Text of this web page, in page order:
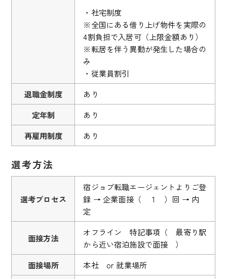
・社宅制度
※全国にある借り上げ物件を実際の
4割負担で入居可（上限金額あり）
※転居を伴う異動が発生した場合の
み
・従業員割引
退職金制度
あり
定年制
あり
再雇用制度
あり
選考方法
選考プロセス
宿ジョブ転職エージェントよりご登
録 → 企業面接（ １ ）回 → 内
定
面接方法
オフライン 特記事項（ 最寄り駅
から近い宿泊施設で面接 ）
面接場所
本社 or 就業場所